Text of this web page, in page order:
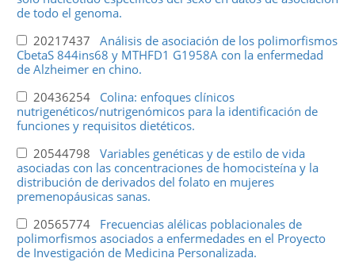
de todo el genoma.
20217437 Análisis de asociación de los polimorfismos
CbetaS 844ins68 y MTHFD1 G1958A con la enfermedad
de Alzheimer en chino.
20436254 Colina: enfoques clínicos
nutrigenéticos/nutrigenómicos para la identificación de
funciones y requisitos dietéticos.
20544798 Variables genéticas y de estilo de vida
asociadas con las concentraciones de homocisteína y la
distribución de derivados del folato en mujeres
premenopáusicas sanas.
20565774 Frecuencias alélicas poblacionales de
polimorfismos asociados a enfermedades en el Proyecto
de Investigación de Medicina Personalizada.